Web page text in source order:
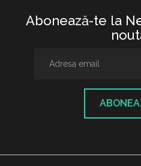
Abonează-te la